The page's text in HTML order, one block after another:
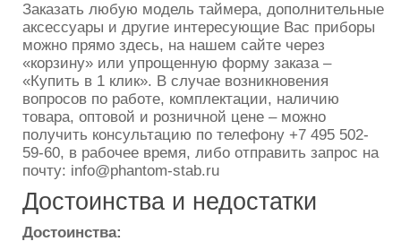
Заказать любую модель таймера, дополнительные
аксессуары и другие интересующие Вас приборы
можно прямо здесь, на нашем сайте через
«корзину» или упрощенную форму заказа –
«Купить в 1 клик». В случае возникновения
вопросов по работе, комплектации, наличию
товара, оптовой и розничной цене – можно
получить консультацию по телефону +7 495 502-
59-60, в рабочее время, либо отправить запрос на
почту: info@phantom-stab.ru
Достоинства и недостатки
Достоинства: